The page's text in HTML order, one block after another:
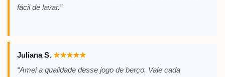
fácil de lavar.”
Juliana S. ★★★★★
“Amei a qualidade desse jogo de berço. Vale cada